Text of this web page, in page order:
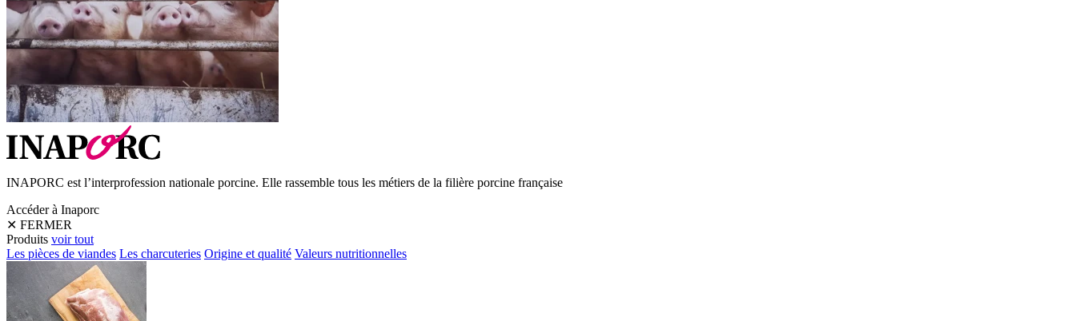
INAPORC est l’interprofession nationale porcine. Elle rassemble tous les métiers de la filière porcine française
Accéder à Inaporc
✕ FERMER
Produits voir tout
Les pièces de viandes Les charcuteries Origine et qualité Valeurs nutritionnelles